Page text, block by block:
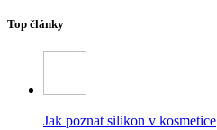
Top články
Jak poznat silikon v kosmetice